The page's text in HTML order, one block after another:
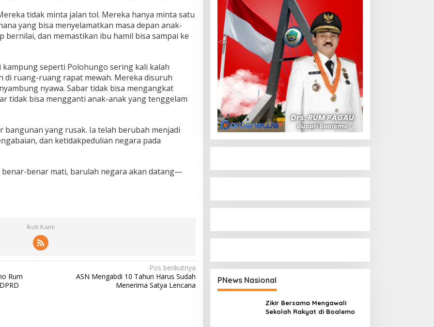
tidak minta jalan tol. Mereka hanya minta satu
yang bisa menyelamatkan masa depan anak-
bernilai, dan memastikan ibu hamil bisa sampai ke
kampung seperti Polohungo sering kali kalah
ruang-ruang rapat mewah. Mereka disuruh
nyawa. Sabar tidak bisa mengangkat
tidak bisa mengganti anak-anak yang tenggelam
bangunan yang rusak. Ia telah berubah menjadi
dan ketidakpedulian negara pada
benar-benar mati, barulah negara akan datang—
Ikuti Kami
Rum
Pos berikutnya
ASN Mengabdi 10 Tahun Harus Sudah
Menerima Satya Lencana
PNews Nasional
Zikir Bersama Mengawali
Sekolah Rakyat di Boalemo